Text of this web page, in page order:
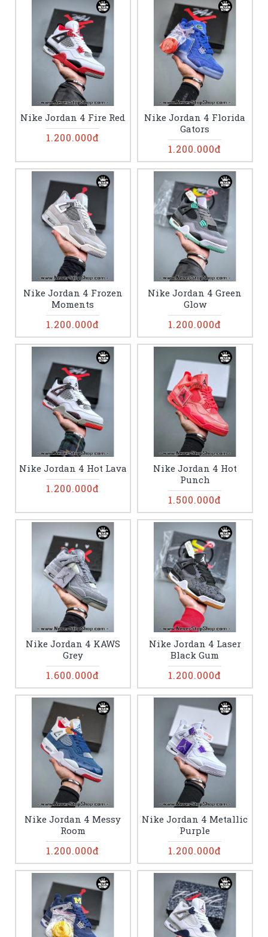
Nike Jordan 4 Fire Red
1.200.000đ
Nike Jordan 4 Florida
Gators
1.200.000đ
Nike Jordan 4 Frozen
Moments
1.200.000đ
Nike Jordan 4 Green
Glow
1.200.000đ
Nike Jordan 4 Hot Lava
1.200.000đ
Nike Jordan 4 Hot
Punch
1.500.000đ
Nike Jordan 4 KAWS
Grey
1.600.000đ
Nike Jordan 4 Laser
Black Gum
1.200.000đ
Nike Jordan 4 Messy
Room
1.200.000đ
Nike Jordan 4 Metallic
Purple
1.200.000đ